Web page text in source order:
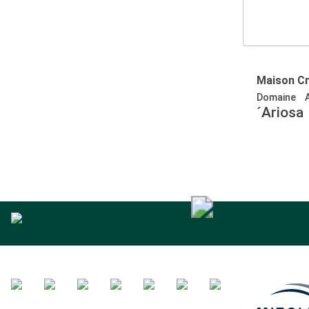
Maison
Domaine
´Ariosa